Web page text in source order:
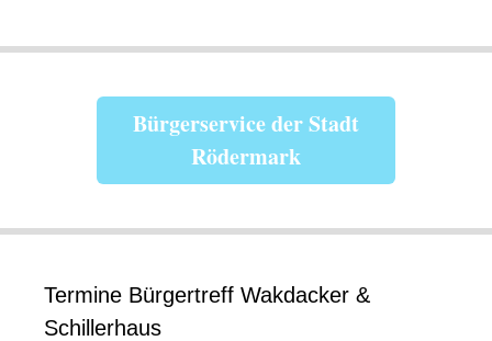
Bürgerservice der Stadt
Rödermark
Termine Bürgertreff Wakdacker &
Schillerhaus